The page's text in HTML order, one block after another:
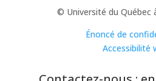
© Université du Québec
Énoncé de
Accessibilité